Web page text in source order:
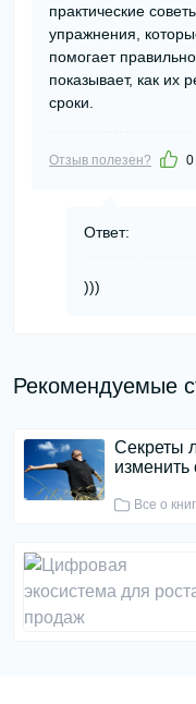
практические
упражнения,
помогает
показывает, как их
сроки.
Отзыв полезен? 0
Ответ:
)))
Рекомендуемые
Секреты
Все о